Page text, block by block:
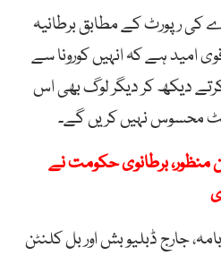
کی رپورٹ کے مطابق برطانیہ
ہے کہ انہیں کورونا سے
دیکھ کر دیگر لوگ بھی اس
محسوس نہیں کریں گے۔
منظور، برطانوی حکومت نے
جارج ڈبلیو بش اور بل کلنٹن